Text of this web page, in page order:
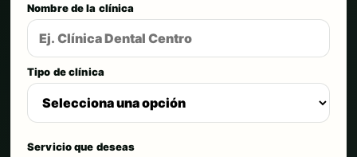
Nombre de la clínica
Tipo de clínica
Servicio que deseas